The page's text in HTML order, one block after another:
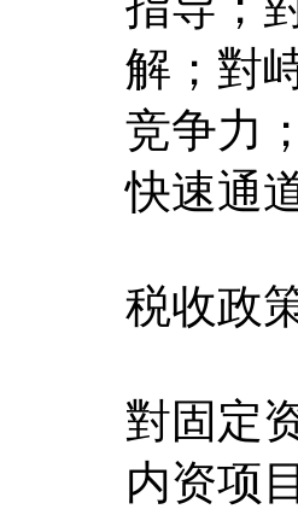
解；對
竞争力
快速通
税收政
對固定
内资项